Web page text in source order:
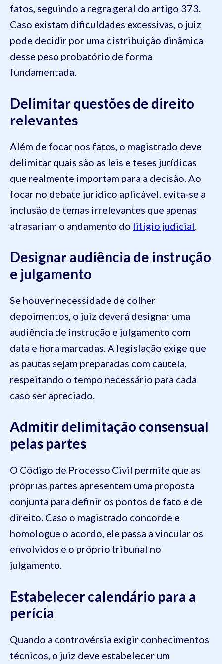
fatos, seguindo a regra geral do artigo 373.
Caso existam dificuldades excessivas, o juiz
pode decidir por uma distribuição dinâmica
desse peso probatório de forma
fundamentada.
Delimitar questões de direito
relevantes
Além de focar nos fatos, o magistrado deve
delimitar quais são as leis e teses jurídicas
que realmente importam para a decisão. Ao
focar no debate jurídico aplicável, evita-se a
inclusão de temas irrelevantes que apenas
atrasariam o andamento do litígio judicial
Designar audiência de instrução
e julgamento
Se houver necessidade de colher
depoimentos, o juiz deverá designar uma
audiência de instrução e julgamento com
data e hora marcadas. A legislação exige que
as pautas sejam preparadas com cautela,
respeitando o tempo necessário para cada
caso ser apreciado.
Admitir delimitação consensual
pelas partes
O Código de Processo Civil permite que as
próprias partes apresentem uma proposta
conjunta para definir os pontos de fato e de
direito. Caso o magistrado concorde e
homologue o acordo, ele passa a vincular os
envolvidos e o próprio tribunal no
julgamento.
Estabelecer calendário para a
perícia
Quando a controvérsia exigir conhecimentos
técnicos, o juiz deve estabelecer um